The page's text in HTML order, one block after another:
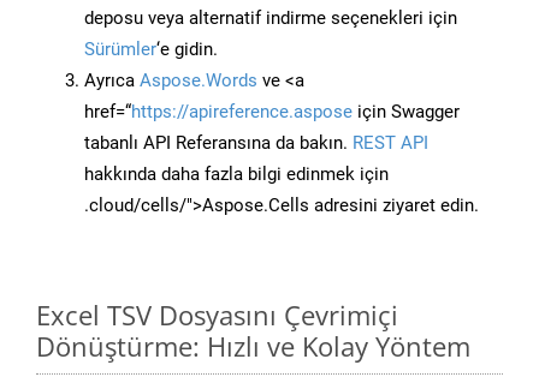
deposu veya alternatif indirme seçenekleri için
Sürümler‘e gidin.
Ayrıca Aspose.Words ve <a
href=“https://apireference.aspose için Swagger
tabanlı API Referansına da bakın. REST API
hakkında daha fazla bilgi edinmek için
.cloud/cells/">Aspose.Cells adresini ziyaret edin.
Excel TSV Dosyasını Çevrimiçi
Dönüştürme: Hızlı ve Kolay Yöntem